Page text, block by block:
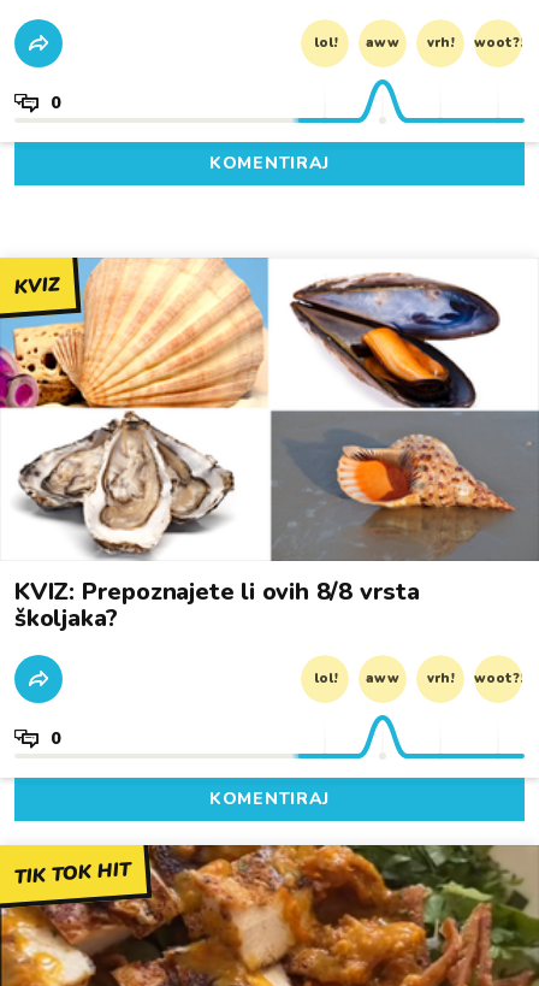
lol! aww vrh! woot?!
0
KOMENTIRAJ
KVIZ
KVIZ: Prepoznajete li ovih 8/8 vrsta
školjaka?
lol! aww vrh! woot?!
0
KOMENTIRAJ
TIK TOK HIT